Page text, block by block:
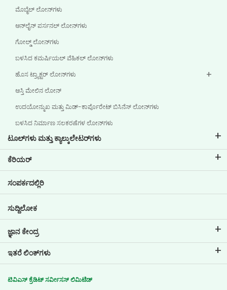
ಮೊಬೈಲ್ ಲೋನ್‌ಗಳು
ಆನ್‌ಲೈನ್ ಪರ್ಸನಲ್ ಲೋನ್‌ಗಳು
ಗೋಲ್ಡ್ ಲೋನ್‌ಗಳು
ಬಳಸಿದ ಕಮರ್ಷಿಯಲ್ ವೆಹಿಕಲ್ ಲೋನ್‌ಗಳು
ಹೊಸ ಟ್ರ್ಯಾಕ್ಟರ್ ಲೋನ್‌ಗಳು
ಆಸ್ತಿ ಮೇಲಿನ ಲೋನ್
ಉದಯೋನ್ಮುಖ ಮತ್ತು ಮಿಡ್-ಕಾರ್ಪೊರೇಟ್ ಬಿಸಿನೆಸ್ ಲೋನ್‌ಗಳು
ಬಳಸಿದ ನಿರ್ಮಾಣ ಸಲಕರಣೆಗಳ ಲೋನ್‌ಗಳು
ಟೂಲ್‌ಗಳು ಮತ್ತು ಕ್ಯಾಲ್ಕುಲೇಟರ್‌ಗಳು
ಇಎಂಐ ಕ್ಯಾಲ್ಕುಲೇಟರ್
ಲೋನ್ ಇಎಂಐ ಕ್ಯಾಲ್ಕುಲೇಟರ್
ಕಾರ್ ಮೌಲ್ಯಮಾಪನ ಸಾಧನ
ಕೆರಿಯರ್
ಟಿವಿಎಸ್ ಕ್ರೆಡಿಟ್‌ನಲ್ಲಿ ವೃತ್ತಿ ಜೀವನ
ಪ್ರಸ್ತುತ ಖಾಲಿ ಇರುವ ಹುದ್ದೆಗಳು
ಸಂಪರ್ಕದಲ್ಲಿರಿ
ಸುದ್ದಿಲೋಕ
ಜ್ಞಾನ ಕೇಂದ್ರ
ಬ್ಲಾಗ್‌ಗಳು
ಎಫ್ಎಕ್ಯೂ ಗಳು
ಪ್ರಶಂಸಾಪತ್ರಗಳು
ಇತರೆ ಲಿಂಕ್‌ಗಳು
ಡೀಲರ್ ಲೊಕೇಟರ್
ಟಿವಿಎಸ್ ಕ್ರೆಡಿಟ್ ಸರ್ವೀಸಸ್ ಲಿಮಿಟೆಡ್